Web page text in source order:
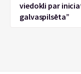
viedokli par
galvaspilsēta”